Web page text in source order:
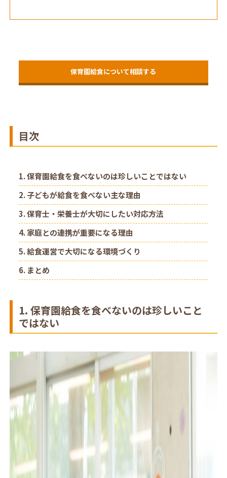
保育園給食について相談する
目次
1. 保育園給食を食べないのは珍しいことではない
2. 子どもが給食を食べない主な理由
3. 保育士・栄養士が大切にしたい対応方法
4. 家庭との連携が重要になる理由
5. 給食運営で大切になる環境づくり
6. まとめ
1. 保育園給食を食べないのは珍しいこと
ではない